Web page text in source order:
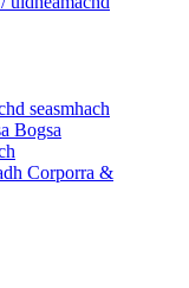
seasmhach
Bogsa
Corporra &